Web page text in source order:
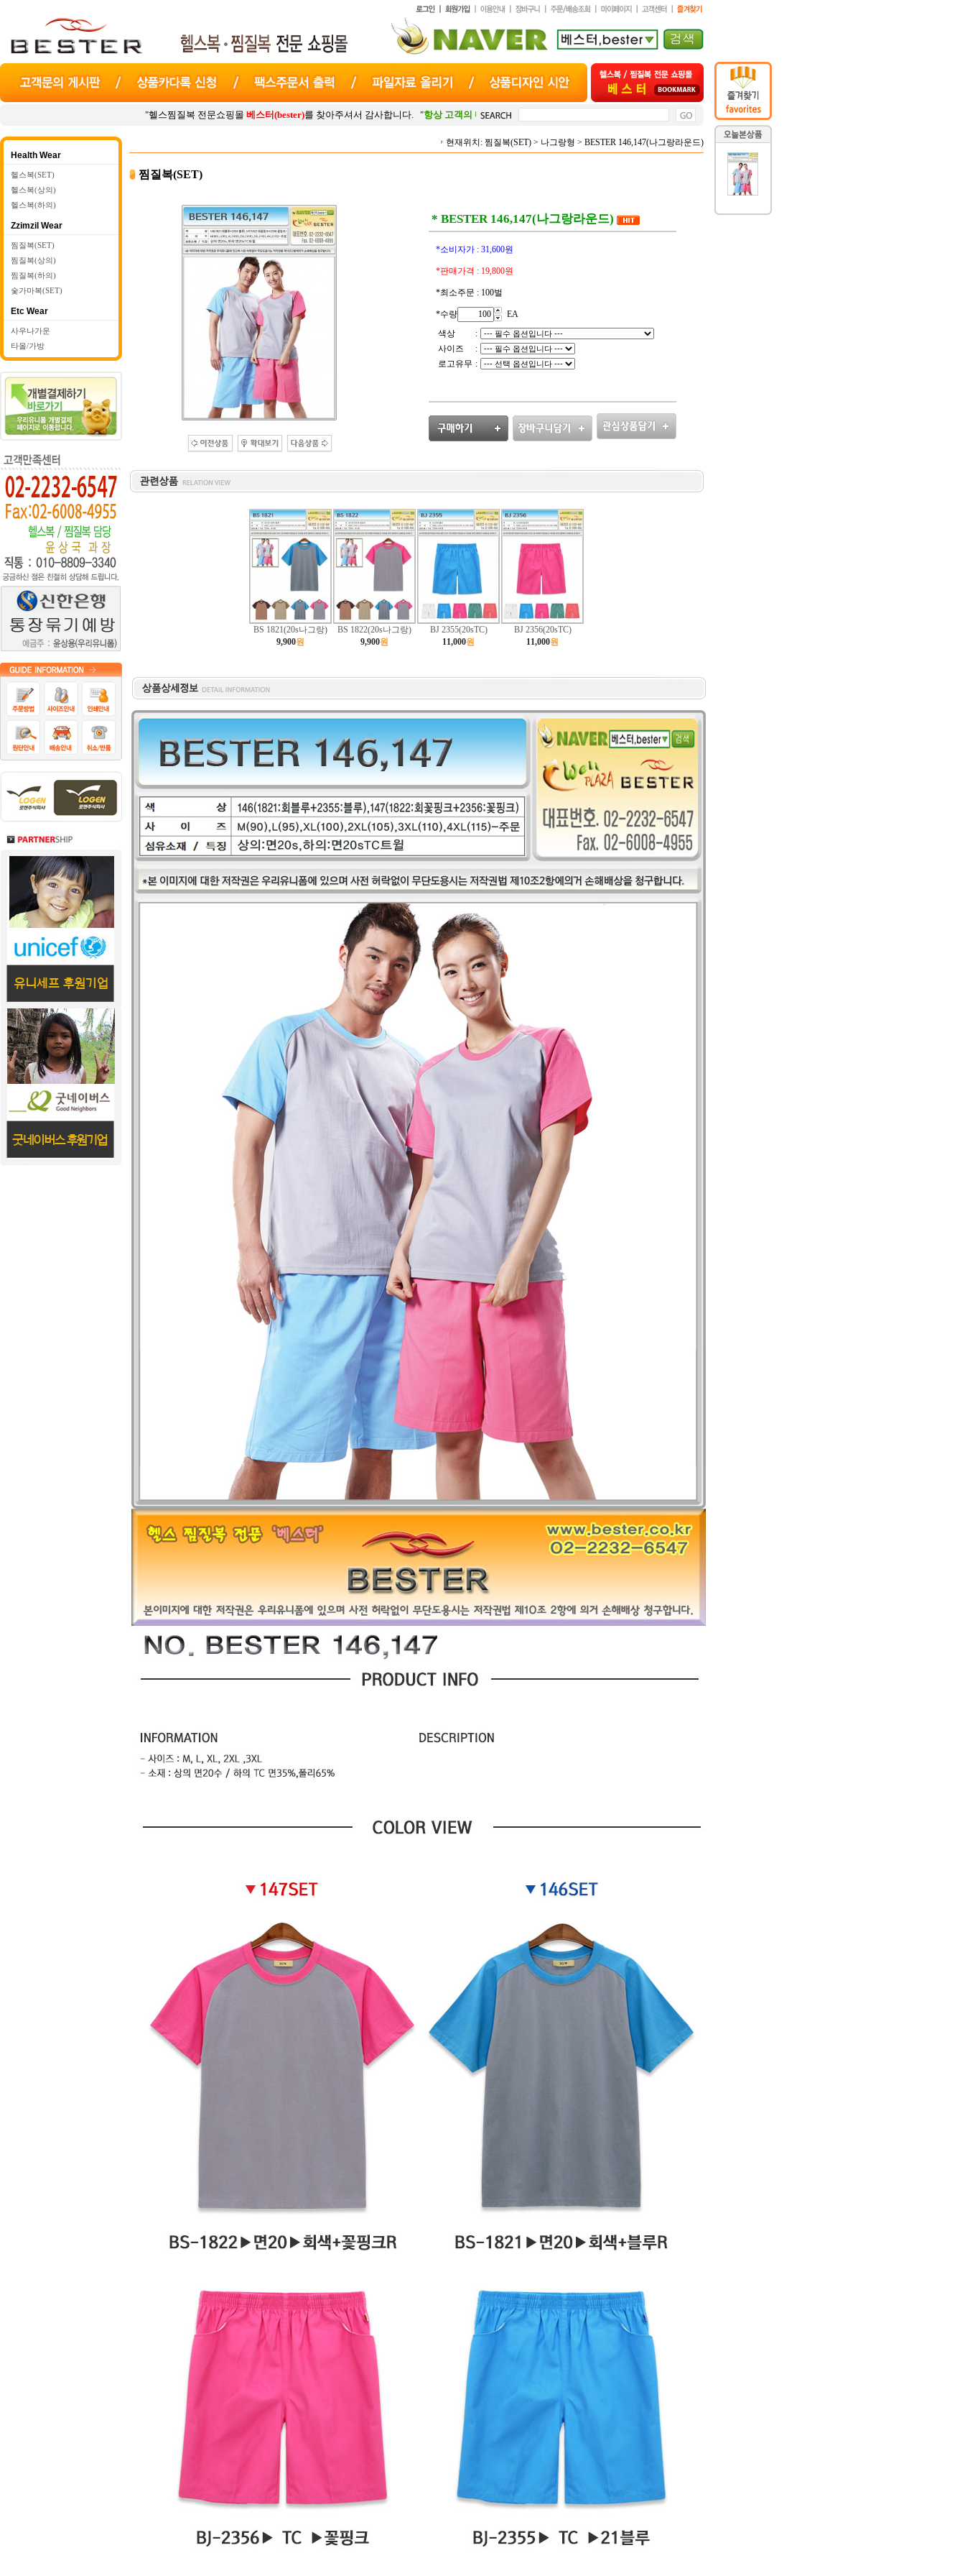
"헬스찜질복 전문쇼핑몰베스터(bester)를 찾아주셔서 감사합니다. "항상 고객의 마음"으로 최선을 다하겠습니다.
Health Wear
헬스복(SET)
헬스복(상의)
헬스복(하의)
Zzimzil Wear
찜질복(SET)
찜질복(상의)
찜질복(하의)
숯가마복(SET)
Etc Wear
사우나가운
타올/가방
현재위치: 찜질복(SET) > 나그랑형 > BESTER 146,147(나그랑라운드)
찜질복(SET)
* BESTER 146,147(나그랑라운드)
*소비자가 : 31,600원
*판매가격 : 19,800원
*최소주문 : 100벌
*수량
EA
색상
:
사이즈
:
로고유무 :
BS 1821(20s나그랑) BS 1822(20s나그랑) BJ 2355(20sTC)
BJ 2356(20sTC)
9,900원 9,900원 11,000원 11,000원